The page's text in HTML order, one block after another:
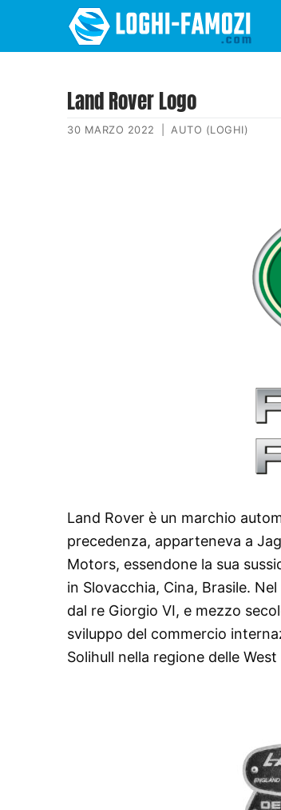
Land Rover Logo
30 MARZO 2022 AUTO (LOGHI)
Land Rover è un marchio
precedenza, apparteneva a
Motors, essendone la sua
in Slovacchia, Cina, Brasile.
dal re Giorgio VI, e mezzo
sviluppo del commercio
Solihull nella regione delle